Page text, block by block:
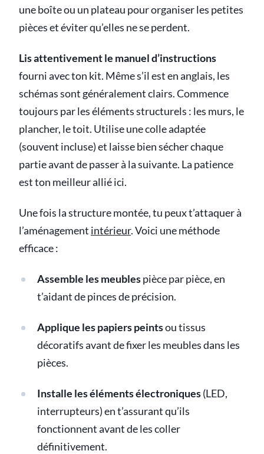
une boîte ou un plateau pour organiser les petites
pièces et éviter qu’elles ne se perdent.
Lis attentivement le manuel d’instructions
fourni avec ton kit. Même s’il est en anglais, les
schémas sont généralement clairs. Commence
toujours par les éléments structurels : les murs, le
plancher, le toit. Utilise une colle adaptée
(souvent incluse) et laisse bien sécher chaque
partie avant de passer à la suivante. La patience
est ton meilleur allié ici.
Une fois la structure montée, tu peux t’attaquer à
l’aménagement intérieur. Voici une méthode
efficace :
Assemble les meublespièce par pièce, en
t’aidant de pinces de précision.
Applique les papiers peintsou tissus
décoratifs avant de fixer les meubles dans les
pièces.
Installe les éléments électroniques(LED,
interrupteurs) en t’assurant qu’ils
fonctionnent avant de les coller
définitivement.